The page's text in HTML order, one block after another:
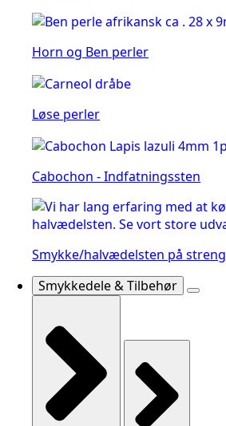
Horn og Ben perler
Løse perler
Cabochon - Indfatningssten
Smykke/halvædelsten på streng
Smykkedele & Tilbehør